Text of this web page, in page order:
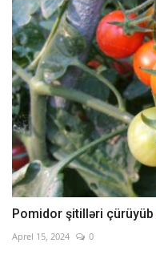
Pomidor şitilləri çürüyüb
Aprel 15, 2024 0